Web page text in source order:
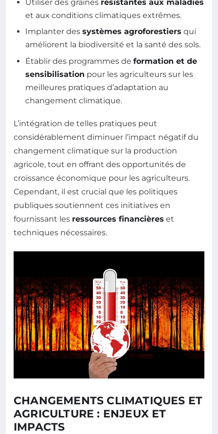
Utiliser des graines résistantes aux maladies
et aux conditions climatiques extrêmes.
Implanter des systèmes agroforestiers qui
améliorent la biodiversité et la santé des sols.
Établir des programmes de formation et de
sensibilisation pour les agriculteurs sur les
meilleures pratiques d’adaptation au
changement climatique.
L’intégration de telles pratiques peut
considérablement diminuer l’impact négatif du
changement climatique sur la production
agricole, tout en offrant des opportunités de
croissance économique pour les agriculteurs.
Cependant, il est crucial que les politiques
publiques soutiennent ces initiatives en
fournissant les ressources financières et
techniques nécessaires.
CHANGEMENTS CLIMATIQUES ET
AGRICULTURE : ENJEUX ET
IMPACTS